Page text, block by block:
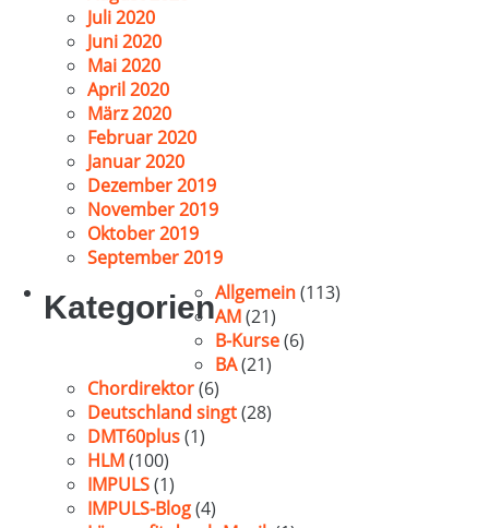
Juli 2020
Juni 2020
Mai 2020
April 2020
März 2020
Februar 2020
Januar 2020
Dezember 2019
November 2019
Oktober 2019
September 2019
KategorienAllgemein(113)
AM(21)
B-Kurse(6)
BA(21)
Chordirektor(6)
Deutschland singt(28)
DMT60plus(1)
HLM(100)
IMPULS(1)
IMPULS-Blog(4)